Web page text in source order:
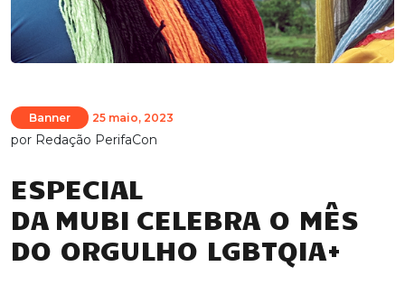
Banner 25 maio, 2023
por Redação PerifaCon
ESPECIAL
DA MUBI CELEBRA O MÊS
DO ORGULHO LGBTQIA+